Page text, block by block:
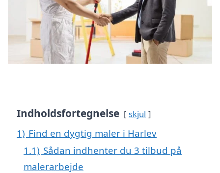
Indholdsfortegnelse skjul
1) Find en dygtig maler i Harlev
1.1) Sådan indhenter du 3 tilbud på
malerarbejde